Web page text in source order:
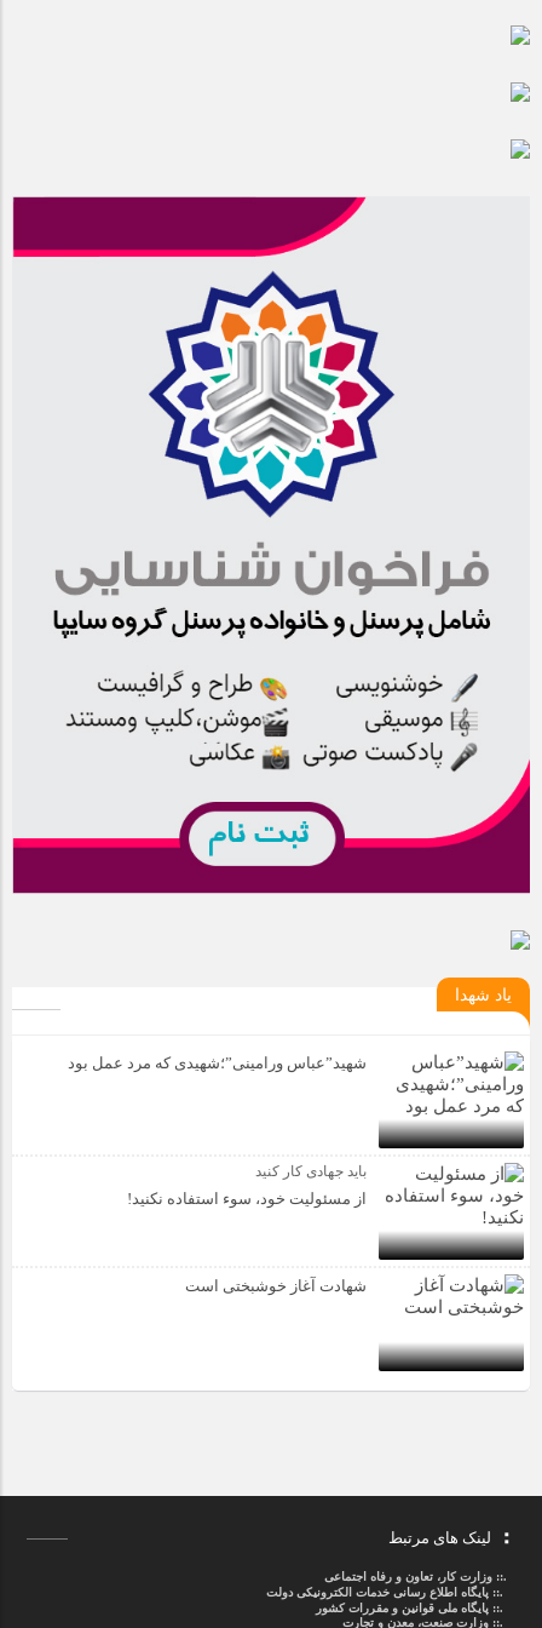
تیم شهدای مگاموتور در بزرگترین مسابقات گل کوچک جهان شرکت
یاد شهدا
شهید”عباس ورامینی”؛شهیدی که مرد عمل بود
باید جهادی کار کنید
از مسئولیت خود، سوء استفاده نکنید!
شهادت آغاز خوشبختی است
لینک های مرتبط
.::وزارت کار، تعاون و رفاه اجتماعی
.::پایگاه اطلاع رسانی خدمات الکترونیکی دولت
.::پایگاه ملی قوانین و مقررات کشور
.:: وزارت صنعت، معدن و تجارت